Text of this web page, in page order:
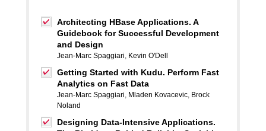
Architecting HBase Applications. A
Guidebook for Successful Development
and Design
Jean-Marc Spaggiari, Kevin O'Dell
Getting Started with Kudu. Perform Fast
Analytics on Fast Data
Jean-Marc Spaggiari, Mladen Kovacevic, Brock
Noland
Designing Data-Intensive Applications.